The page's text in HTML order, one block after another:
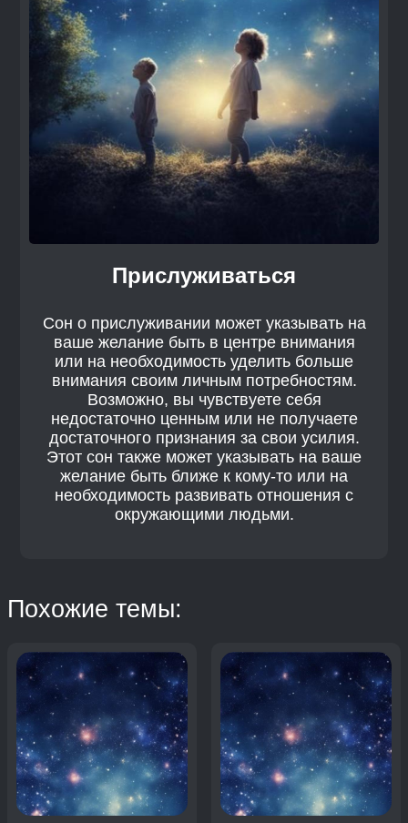
Прислуживаться
Сон о прислуживании может указывать на
ваше желание быть в центре внимания
или на необходимость уделить больше
внимания своим личным потребностям.
Возможно, вы чувствуете себя
недостаточно ценным или не получаете
достаточного признания за свои усилия.
Этот сон также может указывать на ваше
желание быть ближе к кому-то или на
необходимость развивать отношения с
окружающими людьми.
Похожие темы: